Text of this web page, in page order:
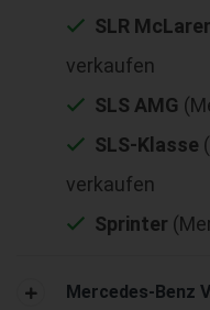
SLR
verkaufen
SLS AMG
SLS-Klasse
verkaufen
Sprinter
Mercedes-Benz